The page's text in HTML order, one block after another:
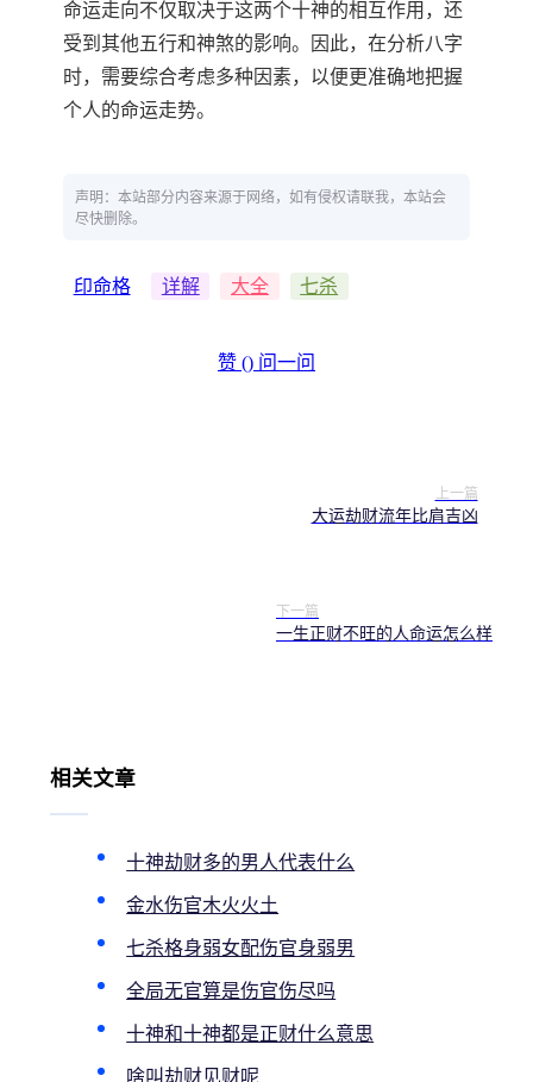
命运走向不仅取决于这两个十神的相互作用，还
受到其他五行和神煞的影响。因此，在分析八字
时，需要综合考虑多种因素，以便更准确地把握
个人的命运走势。
声明：本站部分内容来源于网络，如有侵权请联我，本站会
尽快删除。
印命格 详解 大全 七杀
赞 () 问一问
上一篇
大运劫财流年比肩吉凶
下一篇
一生正财不旺的人命运怎么样
相关文章
十神劫财多的男人代表什么
金水伤官木火火土
七杀格身弱女配伤官身弱男
全局无官算是伤官伤尽吗
十神和十神都是正财什么意思
啥叫劫财见财呢